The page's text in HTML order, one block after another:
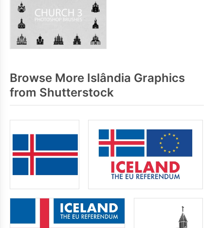
Browse More Islândia Graphics
from Shutterstock